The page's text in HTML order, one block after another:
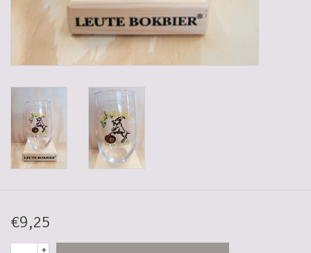
Manden/Kratten
Streekproducten
Sweets
5-6l vaten
Streekproducten/Diverse
€9,25
+